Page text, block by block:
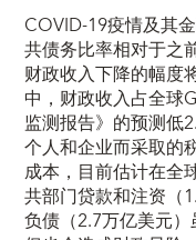
COVID-19疫情及其
共债务比率相对于之
财政收入下降的幅度
中，财政收入占全球
监测报告》的预测低
个人和企业而采取的
成本，目前估计在全
共部门贷款和注资（
负债（2.7万亿美元